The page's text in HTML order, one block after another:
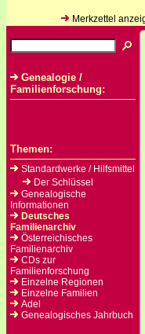
Merkzettel
Genealogie /
Familienforschung:
Themen:
Standardwerke / Hilfsmittel
Der Schlüssel
Genealogische
Informationen
Deutsches
Familienarchiv
Österreichisches
Familienarchiv
CDs zur
Familienforschung
Einzelne Regionen
Einzelne Familien
Adel
Genealogisches Jahrbuch